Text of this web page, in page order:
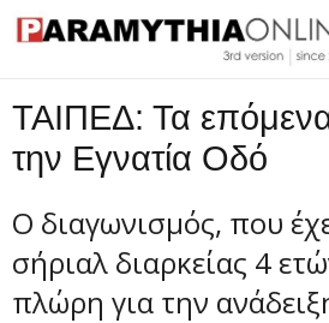
ΤΑΙΠΕΔ: Τα
την Εγνατία Οδό
Ο διαγωνισμός, που
σήριαλ διαρκείας 4
πλώρη για την